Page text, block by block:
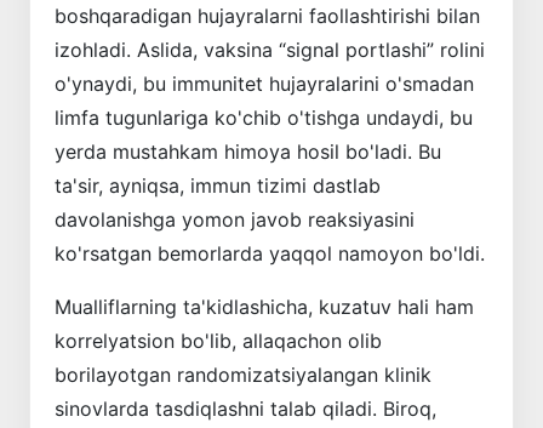
boshqaradigan hujayralarni faollashtirishi bilan
izohladi. Aslida, vaksina “signal portlashi” rolini
o'ynaydi, bu immunitet hujayralarini o'smadan
limfa tugunlariga ko'chib o'tishga undaydi, bu
yerda mustahkam himoya hosil bo'ladi. Bu
ta'sir, ayniqsa, immun tizimi dastlab
davolanishga yomon javob reaksiyasini
ko'rsatgan bemorlarda yaqqol namoyon bo'ldi.
Mualliflarning ta'kidlashicha, kuzatuv hali ham
korrelyatsion bo'lib, allaqachon olib
borilayotgan randomizatsiyalangan klinik
sinovlarda tasdiqlashni talab qiladi. Biroq,